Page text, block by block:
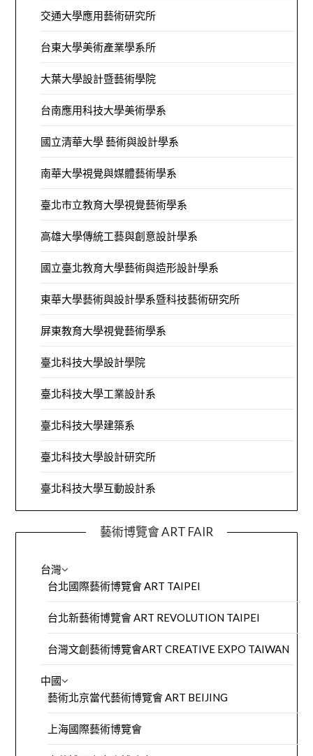
交通大學應用藝術研究所
台東大學美術產業學系所
大葉大學設計暨藝術學院
台南應用科技大學美術學系
國立清華大學 藝術與設計學系
南華大學視覺與媒體藝術學系
臺北市立教育大學視覺藝術學系
高雄大學傳統工藝與創意設計學系
國立臺北教育大學藝術與造形設計學系
東華大學藝術與設計學系暨科技藝術研究所
屏東教育大學視覺藝術學系
臺北科技大學設計學院
臺北科技大學工業設計系
臺北科技大學建築系
臺北科技大學設計研究所
臺北科技大學互動設計系
藝術博覽會 ART FAIR
台灣
台北國際藝術博覽會 ART TAIPEI
台北新藝術博覽會 ART REVOLUTION TAIPEI
台灣文創藝術博覽會ART CREATIVE EXPO TAIWAN
中國
藝術北京當代藝術博覽會 ART BEIJING
上海國際藝術博覽會